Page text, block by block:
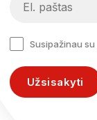
Susipažinau su
Užsisakyti